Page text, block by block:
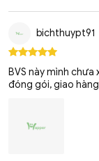
bichthuypt91
BVS này mình
đóng gói, giao